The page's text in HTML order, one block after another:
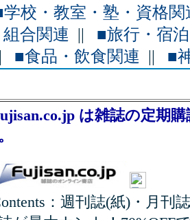
学校・教室・塾・資格関
合関連 || ■旅行・宿
■食品・飲食関連 || ■
は雑誌の定期
：週刊誌(紙)・月刊